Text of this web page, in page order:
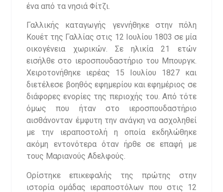
ένα από τα νησιά Φίτζι.
Γαλλικής καταγωγής γεννήθηκε στην πόλη
Κουέτ της Γαλλίας στις 12 Ιουλίου 1803 σε μία
οικογένεια χωρικών. Σε ηλικία 21 ετών
εισήλθε στο ιεροσπουδαστήριο του Μπουργκ.
Χειροτονήθηκε ιερέας 15 Ιουλίου 1827 και
διετέλεσε βοηθός εφημερίου και εφημέριος σε
διάφορες ενορίες της περιοχής του. Από τότε
όμως που ήταν στο ιεροσπουδαστήριο
αισθάνονταν έμφυτη την ανάγκη να ασχοληθεί
με την ιεραποστολή η οποία εκδηλώθηκε
ακόμη εντονότερα όταν ήρθε σε επαφή με
τους Μαριανούς Αδελφούς.
Ορίστηκε επικεφαλής της πρώτης στην
ιστορία ομάδας ιεραποστόλων που στις 12